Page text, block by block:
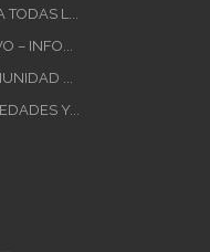
TODAS L...
– INFO...
...
Y...